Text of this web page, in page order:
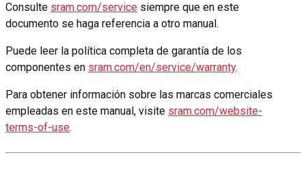
Consulte sram.com/service siempre que en este
documento se haga referencia a otro manual.
Puede leer la política completa de garantía de los
componentes en sram.com/en/service/warranty.
Para obtener información sobre las marcas comerciales
empleadas en este manual, visite sram.com/website-
terms-of-use.